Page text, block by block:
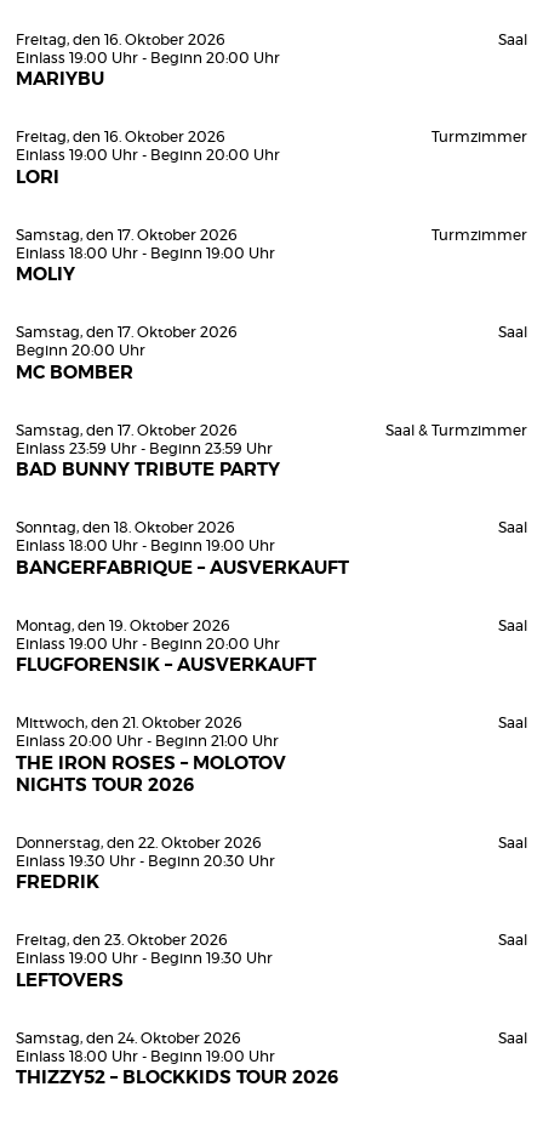
Freitag, den 16. Oktober 2026
Einlass 19:00 Uhr - Beginn 20:00 Uhr
MARIYBU
Saal
Freitag, den 16. Oktober 2026
Einlass 19:00 Uhr - Beginn 20:00 Uhr
LORI
Turmzimmer
Samstag, den 17. Oktober 2026
Einlass 18:00 Uhr - Beginn 19:00 Uhr
MOLIY
Turmzimmer
Samstag, den 17. Oktober 2026
Beginn 20:00 Uhr
MC BOMBER
Saal
Samstag, den 17. Oktober 2026
Einlass 23:59 Uhr - Beginn 23:59 Uhr
BAD BUNNY TRIBUTE PARTY
Saal & Turmzimmer
Sonntag, den 18. Oktober 2026
Einlass 18:00 Uhr - Beginn 19:00 Uhr
BANGERFABRIQUE – AUSVERKAUFT
Saal
Montag, den 19. Oktober 2026
Einlass 19:00 Uhr - Beginn 20:00 Uhr
FLUGFORENSIK – AUSVERKAUFT
Saal
Mittwoch, den 21. Oktober 2026
Einlass 20:00 Uhr - Beginn 21:00 Uhr
THE IRON ROSES – MOLOTOV
NIGHTS TOUR 2026
Saal
Donnerstag, den 22. Oktober 2026
Einlass 19:30 Uhr - Beginn 20:30 Uhr
FREDRIK
Saal
Freitag, den 23. Oktober 2026
Einlass 19:00 Uhr - Beginn 19:30 Uhr
LEFTOVERS
Saal
Samstag, den 24. Oktober 2026
Einlass 18:00 Uhr - Beginn 19:00 Uhr
THIZZY52 – BLOCKKIDS TOUR 2026
Saal